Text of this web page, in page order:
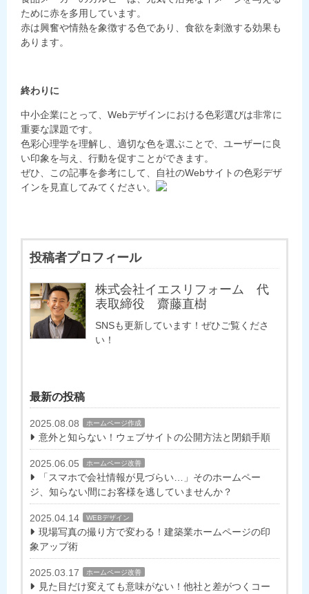
ために赤を多用しています。
赤は興奮や情熱を象徴する色であり、食欲を刺激する効果も
あります。
終わりに
中小企業にとって、Webデザインにおける色彩選びは非常に
重要な課題です。
色彩心理学を理解し、適切な色を選ぶことで、ユーザーに良
い印象を与え、行動を促すことができます。
ぜひ、この記事を参考にして、自社のWebサイトの色彩デザ
インを見直してみてください。
投稿者プロフィール
株式会社イエスリフォーム 代
表取締役 齋藤直樹
SNSも更新しています！ぜひご覧くださ
い！
最新の投稿
2025.08.08 ホームページ作成
意外と知らない！ウェブサイトの公開方法と閉鎖手順
2025.06.05 ホームページ改善
「スマホで会社情報が見づらい…」そのホームペー
ジ、知らない間にお客様を逃していませんか？
2025.04.14 WEBデザイン
現場写真の撮り方で変わる！建築業ホームページの印
象アップ術
2025.03.17 ホームページ改善
見た目だけ変えても意味がない！他社と差がつくコー